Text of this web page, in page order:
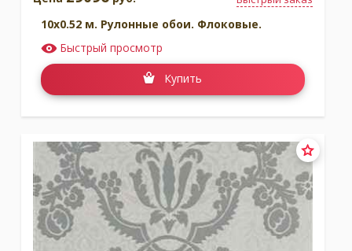
10x0.52 м. Рулонные обои. Флоковые.
Быстрый просмотр
Купить